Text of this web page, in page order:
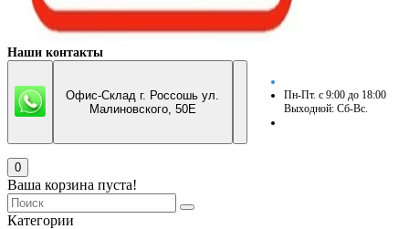
Наши контакты
Офис-Склад г. Россошь ул.
Малиновского, 50Е
Пн-Пт. с 9:00 до 18:00
Выходной: Сб-Вс.
0
Ваша корзина пуста!
Категории